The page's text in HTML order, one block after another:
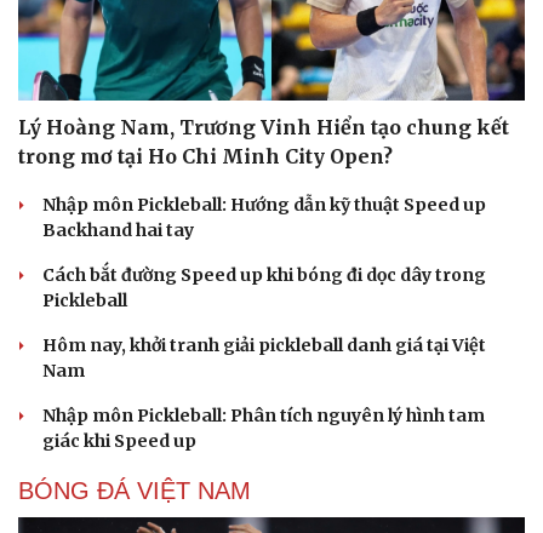
Du lịch
Tư vấn
Săn Tour
Podcast
Câu chuyện thời sự
Đọc truyện đêm khuya
Kể chuyện cho bé
Hạt giống tâm hồn
Lý Hoàng Nam, Trương Vinh Hiển tạo chung kết
trong mơ tại Ho Chi Minh City Open?
Nhập môn Pickleball: Hướng dẫn kỹ thuật Speed up
Backhand hai tay
Cách bắt đường Speed up khi bóng đi dọc dây trong
Pickleball
Hôm nay, khởi tranh giải pickleball danh giá tại Việt
Nam
Nhập môn Pickleball: Phân tích nguyên lý hình tam
giác khi Speed up
BÓNG ĐÁ VIỆT NAM